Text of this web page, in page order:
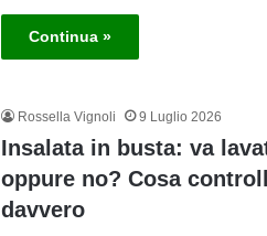
Continua »
Rossella Vignoli 9 Luglio 2026
Insalata in busta: va
oppure no? Cosa
davvero